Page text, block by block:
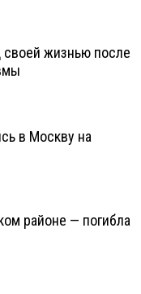
своей жизнью после
в Москву на
районе — погибла